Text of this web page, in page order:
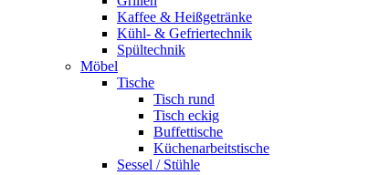
Kaffee & Heißgetränke
Kühl- & Gefriertechnik
Spültechnik
Möbel
Tische
Tisch rund
Tisch eckig
Buffettische
Küchenarbeitstische
Sessel / Stühle